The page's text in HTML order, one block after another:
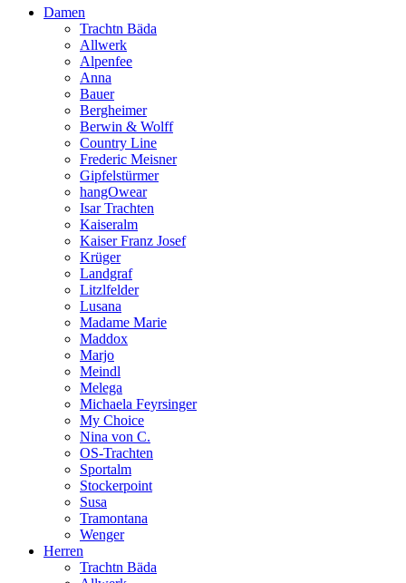
Damen
Trachtn Bäda
Allwerk
Alpenfee
Anna
Bauer
Bergheimer
Berwin & Wolff
Country Line
Frederic Meisner
Gipfelstürmer
hangOwear
Isar Trachten
Kaiseralm
Kaiser Franz Josef
Krüger
Landgraf
Litzlfelder
Lusana
Madame Marie
Maddox
Marjo
Meindl
Melega
Michaela Feyrsinger
My Choice
Nina von C.
OS-Trachten
Sportalm
Stockerpoint
Susa
Tramontana
Wenger
Herren
Trachtn Bäda